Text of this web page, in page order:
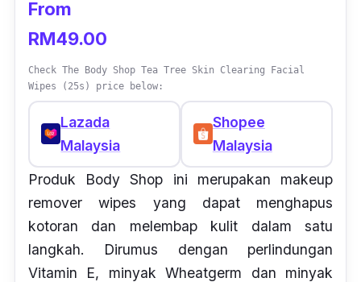
From
RM49.00
Check The Body Shop Tea Tree Skin Clearing Facial
Wipes (25s) price below:
Lazada
Malaysia
Shopee
Malaysia
Produk Body Shop ini merupakan makeup
remover wipes yang dapat menghapus
kotoran dan melembap kulit dalam satu
langkah. Dirumus dengan perlindungan
Vitamin E, minyak Wheatgerm dan minyak